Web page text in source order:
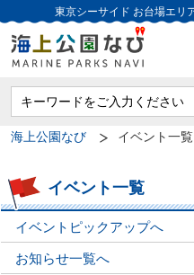
東京シーサイド お台場エリ
海上公園なび イベント一覧
イベント一覧
イベントピックアップへ
お知らせ一覧へ